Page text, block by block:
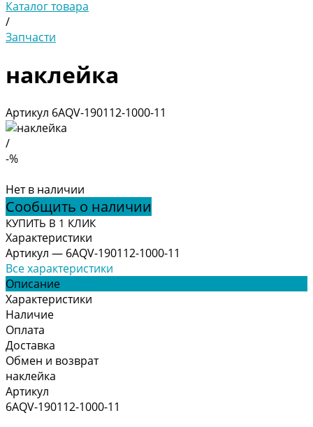
Каталог товара
/
Запчасти
наклейка
Артикул 6AQV-190112-1000-11
/
-%
Нет в наличии
Сообщить о наличии
КУПИТЬ В 1 КЛИК
Характеристики
Артикул — 6AQV-190112-1000-11
Все характеристики
Описание
Характеристики
Наличие
Оплата
Доставка
Обмен и возврат
наклейка
Артикул
6AQV-190112-1000-11